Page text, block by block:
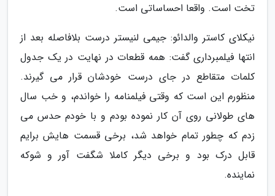
تخت است. واقعا احساساتی است.
نیکلای کاستر والدائو: جیمی لنیستر درست بلافاصله بعد از
انتها فیلمبرداری گفت: همه قطعات در نهایت در یک جدول
کلمات متقاطع در جای درست خودشان قرار می گیرند.
منظورم این است که وقتی فیلمنامه را خواندم، و خب سال
های طولانی روی آن کار نموده بودم و با خودم حدس می
زدم که چطور تمام خواهد شد، برخی قسمت هایش برایم
قابل درک بود و برخی دیگر کاملا شگفت آور و شوکه
نماینده.